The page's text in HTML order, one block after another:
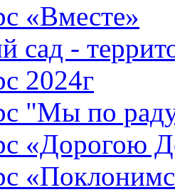
«Вместе»
сад -
2024г
"Мы по
«Дорогою